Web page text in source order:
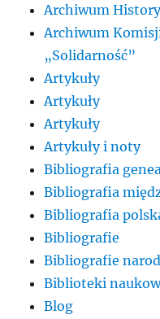
Archiwum
Archiwum
„Solidarność”
Artykuły
Artykuły
Artykuły
Artykuły i noty
Bibliografia
Bibliografia
Bibliografia
Bibliografie
Bibliografie
Biblioteki
Blog